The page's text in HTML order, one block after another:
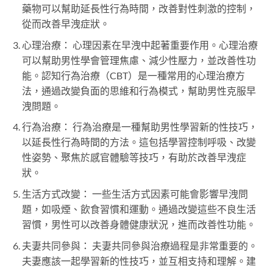
藥物可以幫助延長性行為時間，改善對性刺激的控制，
從而改善早洩症狀。
心理治療： 心理因素在早洩中起著重要作用。心理治療
可以幫助男性學會管理焦慮、減少性壓力，並改善性功
能。認知行為治療（CBT）是一種常用的心理治療方
法，通過改變負面的思維和行為模式，幫助男性克服早
洩問題。
行為治療： 行為治療是一種幫助男性學習新的性技巧，
以延長性行為時間的方法。這包括學習控制呼吸、改變
性姿勢、聚焦於感官體驗等技巧，有助於改善早洩症
狀。
生活方式改變： 一些生活方式因素可能會影響早洩問
題，如吸煙、飲食習慣和運動。通過改變這些不良生活
習慣，男性可以改善身體健康狀況，進而改善性功能。
夫妻共同參與： 夫妻共同參與治療過程是非常重要的。
夫妻應該一起學習新的性技巧，並互相支持和理解。建